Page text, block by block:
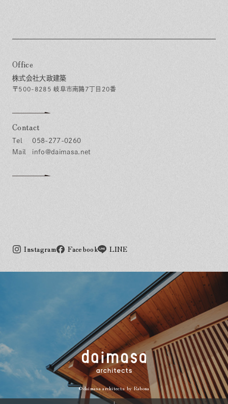
Office
株式会社大政建築
〒500-8285 岐阜市南鶉7丁目20番
Contact
058-277-0260
info@daimasa.net
Instagram Facebook LINE
©daimasa architects byRabona